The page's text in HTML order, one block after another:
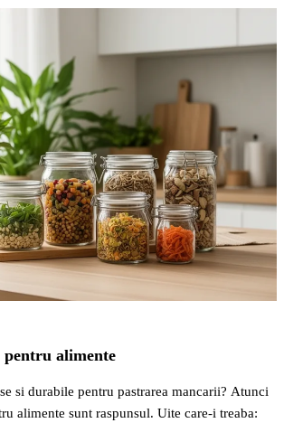
pentru alimente
si durabile pentru pastrarea mancarii? Atunci
alimente sunt raspunsul. Uite care-i treaba: